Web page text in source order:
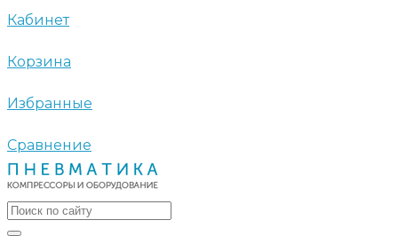
Кабинет
Корзина
Избранные
Сравнение